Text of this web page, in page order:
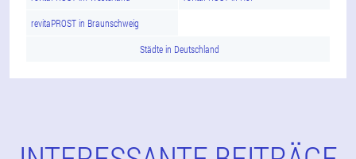
revitaPROST in Braunschweig
Städte in Deutschland